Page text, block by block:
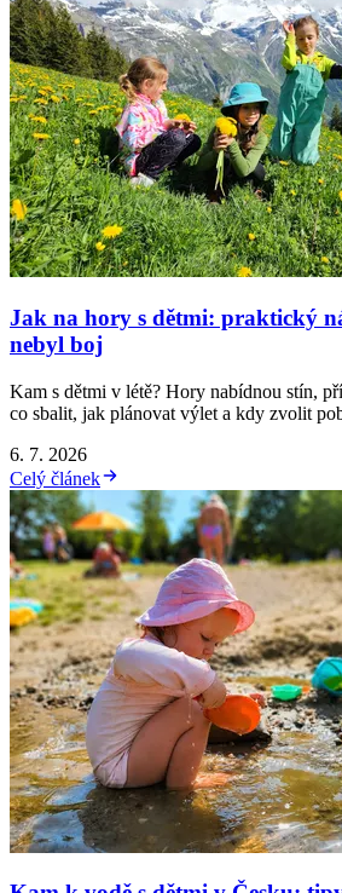
Jak na hory s dětmi: praktický
nebyl boj
Kam s dětmi v létě? Hory nabídnou stín,
co sbalit, jak plánovat výlet a kdy zvolit
6. 7. 2026
Celý článek